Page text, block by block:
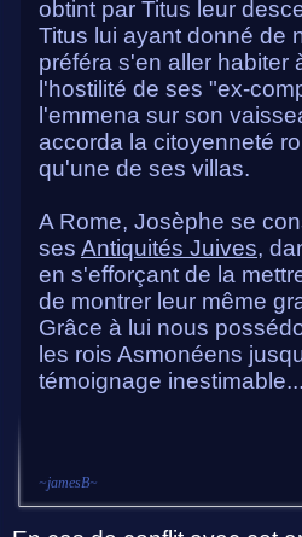
obtint par Titus leur
Titus lui ayant donné de
préféra s'en aller habiter
l'hostilité de ses "ex-
l'emmena sur son
accorda la citoyenneté
qu'une de ses villas.
A Rome, Josèphe se
ses Antiquités Juives,
en s'efforçant de la
de montrer leur même
Grâce à lui nous
les rois Asmonéens
témoignage
~jamesB~